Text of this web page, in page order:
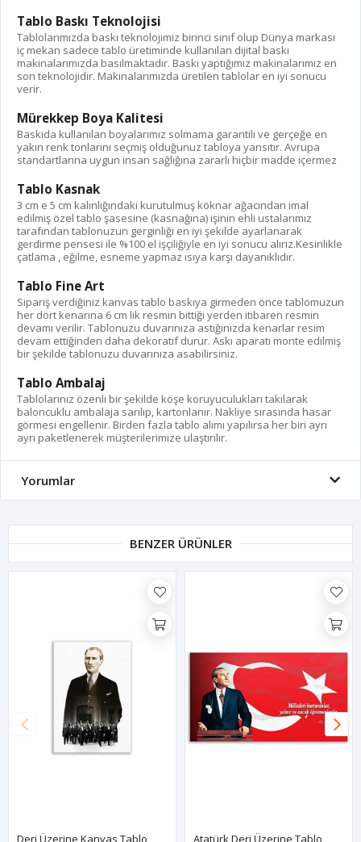
Tablo Baskı Teknolojisi
Tablolarımızda baskı teknolojimiz birinci sınıf olup Dünya markası
iç mekan sadece tablo üretiminde kullanılan dijital baskı
makinalarımızda basılmaktadır. Baskı yaptığımız makinalarımız en
son teknolojidir. Makinalarımızda üretilen tablolar en iyi sonucu
verir.
Mürekkep Boya Kalitesi
Baskıda kullanılan boyalarımız solmama garantili ve gerçeğe en
yakın renk tonlarını seçmiş olduğunuz tabloya yansıtır. Avrupa
standartlarına uygun insan sağlığına zararlı hiçbir madde içermez
Tablo Kasnak
3 cm e 5 cm kalınlığındaki kurutulmuş köknar ağacından imal
edilmiş özel tablo şasesine (kasnağına) işinin ehli ustalarımız
tarafından tablonuzun gerginliği en iyi şekilde ayarlanarak
gerdirme pensesi ile %100 el işçiliğiyle en iyi sonucu alırız.Kesinlikle
çatlama , eğilme, esneme yapmaz ısıya karşı dayanıklıdır.
Tablo Fine Art
Sipariş verdiğiniz kanvas tablo baskıya girmeden önce tablomuzun
her dört kenarına 6 cm lik resmin bittiği yerden itibaren resmin
devamı verilir. Tablonuzu duvarınıza astığınızda kenarlar resim
devam ettiğinden daha dekoratif durur. Askı aparatı monte edilmiş
bir şekilde tablonuzu duvarınıza asabilirsiniz.
Tablo Ambalaj
Tablolarınız özenli bir şekilde köşe koruyuculukları takılarak
baloncuklu ambalaja sarılıp, kartonlanır. Nakliye sırasında hasar
görmesi engellenir. Birden fazla tablo alımı yapılırsa her biri ayrı
ayrı paketlenerek müşterilerimize ulaştırılır.
Yorumlar
BENZER ÜRÜNLER
Deri Üzerine Kanvas Tablo Atatürk Deri Üzerine Tablo